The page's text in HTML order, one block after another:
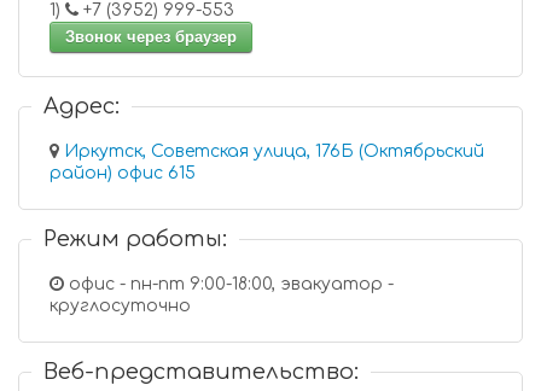
1)
+7 (3952) 999-553
Звонок через браузер
Адрес:
Иркутск, Советская улица, 176Б (Октябрьский
район) офис 615
Режим работы:
офис - пн-пт 9:00-18:00, эвакуатор -
круглосуточно
Веб-представительство: